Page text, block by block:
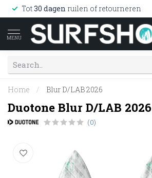
Tot30 dagen ruilen of retourneren
MENU
Home / Blur D/LAB 2026
Duotone Blur D/LAB 2026
(0)